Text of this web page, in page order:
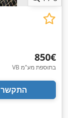
‏850 ‏€
VB בתוספת מע"מ
התקשר